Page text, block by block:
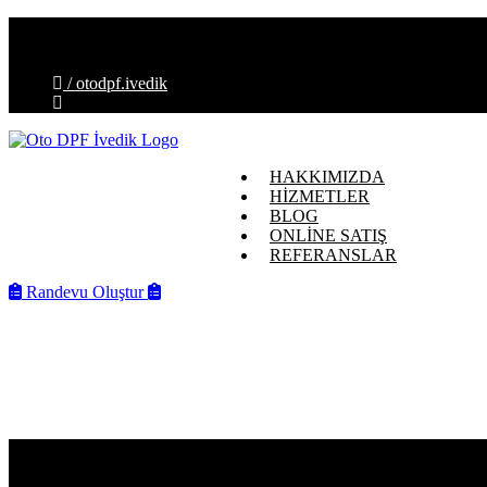
/ otodpf.ivedik
HAKKIMIZDA
HİZMETLER
BLOG
ONLİNE SATIŞ
REFERANSLAR
Randevu Oluştur